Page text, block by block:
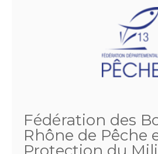
Fédération des
Rhône de Pêche
Protection du